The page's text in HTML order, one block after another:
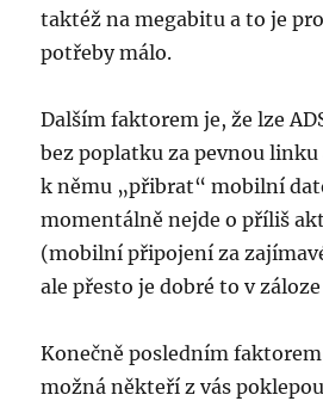
taktéž na megabitu a to je
potřeby málo.
Dalším faktorem je, že lze
bez poplatku za pevnou linku
k němu „přibrat“ mobilní
momentálně nejde o příliš
(mobilní připojení za
ale přesto je dobré to v
Konečně posledním
možná někteří z vás